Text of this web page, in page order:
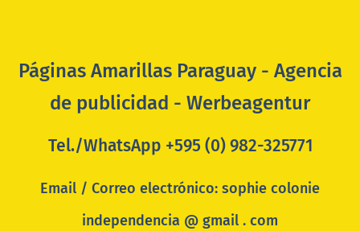
Páginas Amarillas Paraguay - Agencia
de publicidad - Werbeagentur
Tel./WhatsApp +595 (0) 982-325771
Email / Correo electrónico: sophie colonie
independencia @ gmail . com